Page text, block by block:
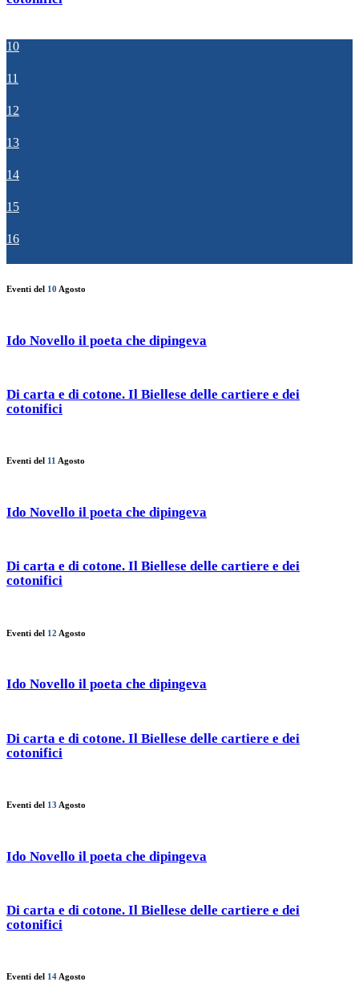
10
11
12
13
14
15
16
Eventi del 10 Agosto
Ido Novello il poeta che dipingeva
Di carta e di cotone. Il Biellese delle cartiere e dei
cotonifici
Eventi del 11 Agosto
Ido Novello il poeta che dipingeva
Di carta e di cotone. Il Biellese delle cartiere e dei
cotonifici
Eventi del 12 Agosto
Ido Novello il poeta che dipingeva
Di carta e di cotone. Il Biellese delle cartiere e dei
cotonifici
Eventi del 13 Agosto
Ido Novello il poeta che dipingeva
Di carta e di cotone. Il Biellese delle cartiere e dei
cotonifici
Eventi del 14Agosto